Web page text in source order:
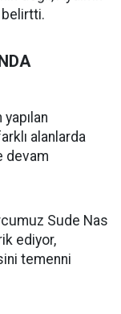
belirtti.
alanlarda
devam
Sude Nas
ediyor,
temenni